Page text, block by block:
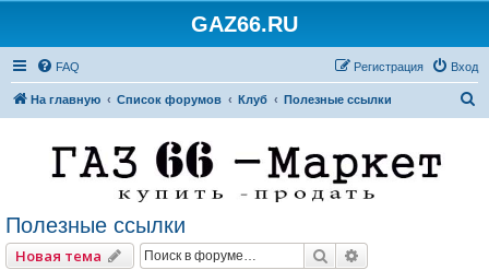
GAZ66.RU
FAQ Вход
Регистрация
На главную Список форумов Клуб Полезные ссылки
Полезные ссылки
Новая тема Поиск